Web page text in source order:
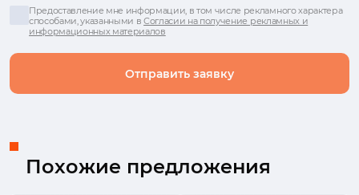
Отправить заявку
Предоставление мне информации, в том числе рекламного характера
способами, указанными вСогласии на получение рекламных и
информационных материалов
Похожие предложения